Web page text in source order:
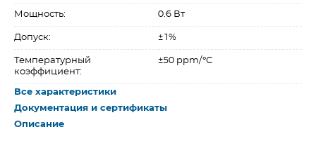
Мощность: 0.6 Вт
Допуск: ±1%
Температурный
коэффициент:
±50 ppm/°C
Все характеристики
Документация и сертификаты
Описание